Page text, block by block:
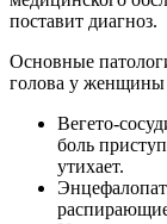
поставит диагноз.
Основные
голова у женщины
Вегето-
боль
утихает.